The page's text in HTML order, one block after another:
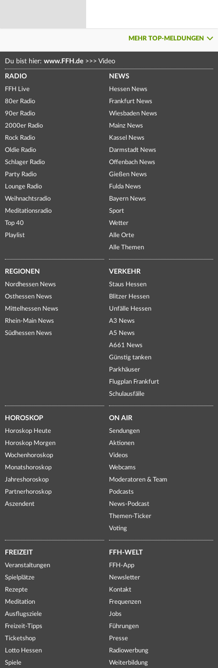
MEHR TOP-MELDUNGEN
Du bist hier: www.FFH.de >>> Video
RADIO
FFH Live
80er Radio
90er Radio
2000er Radio
Rock Radio
Oldie Radio
Schlager Radio
Party Radio
Lounge Radio
Weihnachtsradio
Meditationsradio
Top 40
Playlist
NEWS
Hessen News
Frankfurt News
Wiesbaden News
Mainz News
Kassel News
Darmstadt News
Offenbach News
Gießen News
Fulda News
Bayern News
Sport
Wetter
Alle Orte
Alle Themen
REGIONEN
Nordhessen News
Osthessen News
Mittelhessen News
Rhein-Main News
Südhessen News
VERKEHR
Staus Hessen
Blitzer Hessen
Unfälle Hessen
A3 News
A5 News
A661 News
Günstig tanken
Parkhäuser
Flugplan Frankfurt
Schulausfälle
HOROSKOP
Horoskop Heute
Horoskop Morgen
Wochenhoroskop
Monatshoroskop
Jahreshoroskop
Partnerhoroskop
Aszendent
ON AIR
Sendungen
Aktionen
Videos
Webcams
Moderatoren & Team
Podcasts
News-Podcast
Themen-Ticker
Voting
FREIZEIT
Veranstaltungen
Spielplätze
Rezepte
Meditation
Ausflugsziele
Freizeit-Tipps
Ticketshop
Lotto Hessen
Spiele
FFH-WELT
FFH-App
Newsletter
Kontakt
Frequenzen
Jobs
Führungen
Presse
Radiowerbung
Weiterbildung